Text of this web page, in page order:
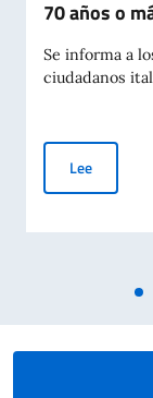
70 años o
Se informa a
ciudadanos
Lee